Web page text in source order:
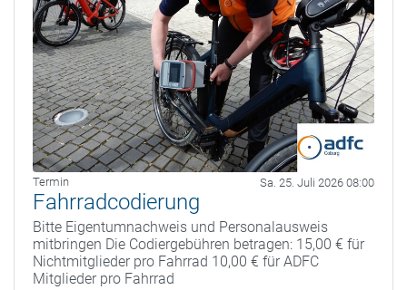
Termin Sa. 25. Juli 2026 08:00
Fahrradcodierung
Bitte Eigentumnachweis und Personalausweis
mitbringen Die Codiergebühren betragen: 15,00 € für
Nichtmitglieder pro Fahrrad 10,00 € für ADFC
Mitglieder pro Fahrrad